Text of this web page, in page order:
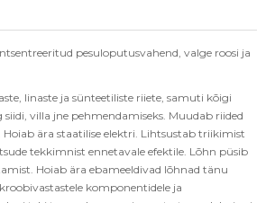
pesuloputusvahend, valge roosi ja
linaste ja sünteetiliste riiete, samuti kõigi
villa jne pehmendamiseks. Muudab riided
Hoiab ära staatilise elektri. Lihtsustab triikimist
tekkimnist ennetavale efektile. Lõhn püsib
Hoiab ära ebameeldivad lõhnad tänu
komponentidele ja